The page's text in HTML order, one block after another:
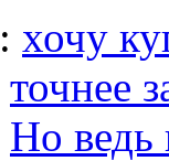
хочу
точнее
Но